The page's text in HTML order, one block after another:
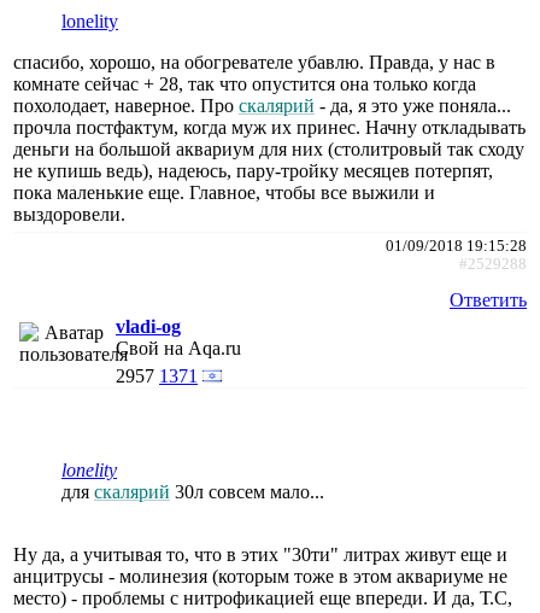
lonelity
спасибо, хорошо, на обогревателе убавлю. Правда, у нас в
комнате сейчас + 28, так что опустится она только когда
похолодает, наверное. Про скалярий - да, я это уже поняла...
прочла постфактум, когда муж их принес. Начну откладывать
деньги на большой аквариум для них (столитровый так сходу
не купишь ведь), надеюсь, пару-тройку месяцев потерпят,
пока маленькие еще. Главное, чтобы все выжили и
выздоровели.
01/09/2018 19:15:28
#2529288
Ответить
vladi-og
Свой на Aqa.ru
2957 1371
lonelity
для скалярий 30л совсем мало...
Ну да, а учитывая то, что в этих "30ти" литрах живут еще и
анцитрусы - молинезия (которым тоже в этом аквариуме не
место) - проблемы с нитрофикацией еще впереди. И да, Т.С,